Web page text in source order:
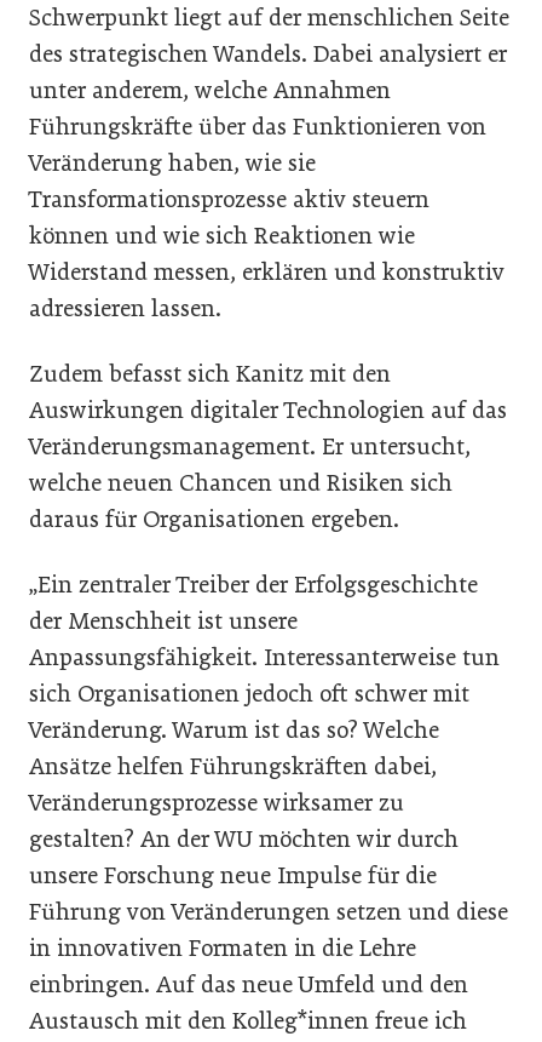
Schwerpunkt liegt auf der menschlichen Seite
des strategischen Wandels. Dabei analysiert er
unter anderem, welche Annahmen
Führungskräfte über das Funktionieren von
Veränderung haben, wie sie
Transformationsprozesse aktiv steuern
können und wie sich Reaktionen wie
Widerstand messen, erklären und konstruktiv
adressieren lassen.
Zudem befasst sich Kanitz mit den
Auswirkungen digitaler Technologien auf das
Veränderungsmanagement. Er untersucht,
welche neuen Chancen und Risiken sich
daraus für Organisationen ergeben.
„Ein zentraler Treiber der Erfolgsgeschichte
der Menschheit ist unsere
Anpassungsfähigkeit. Interessanterweise tun
sich Organisationen jedoch oft schwer mit
Veränderung. Warum ist das so? Welche
Ansätze helfen Führungskräften dabei,
Veränderungsprozesse wirksamer zu
gestalten? An der WU möchten wir durch
unsere Forschung neue Impulse für die
Führung von Veränderungen setzen und diese
in innovativen Formaten in die Lehre
einbringen. Auf das neue Umfeld und den
Austausch mit den Kolleg*innen freue ich